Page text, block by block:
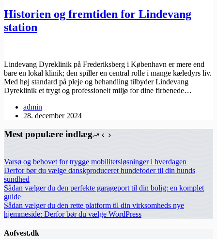
Historien og fremtiden for Lindevang
station
Lindevang Dyreklinik på Frederiksberg i København er mere end
bare en lokal klinik; den spiller en central rolle i mange kæledyrs liv.
Med høj standard på pleje og behandling tilbyder Lindevang
Dyreklinik et trygt og professionelt miljø for dine firbenede…
admin
28. december 2024
Mest populære indlæg
Varsø og behovet for trygge mobilitetsløsninger i hverdagen
Derfor bør du vælge danskproduceret hundefoder til din hunds
sundhed
Sådan vælger du den perfekte garageport til din bolig: en komplet
guide
Sådan vælger du den rette platform til din virksomheds nye
hjemmeside: Derfor bør du vælge WordPress
Aofvest.dk